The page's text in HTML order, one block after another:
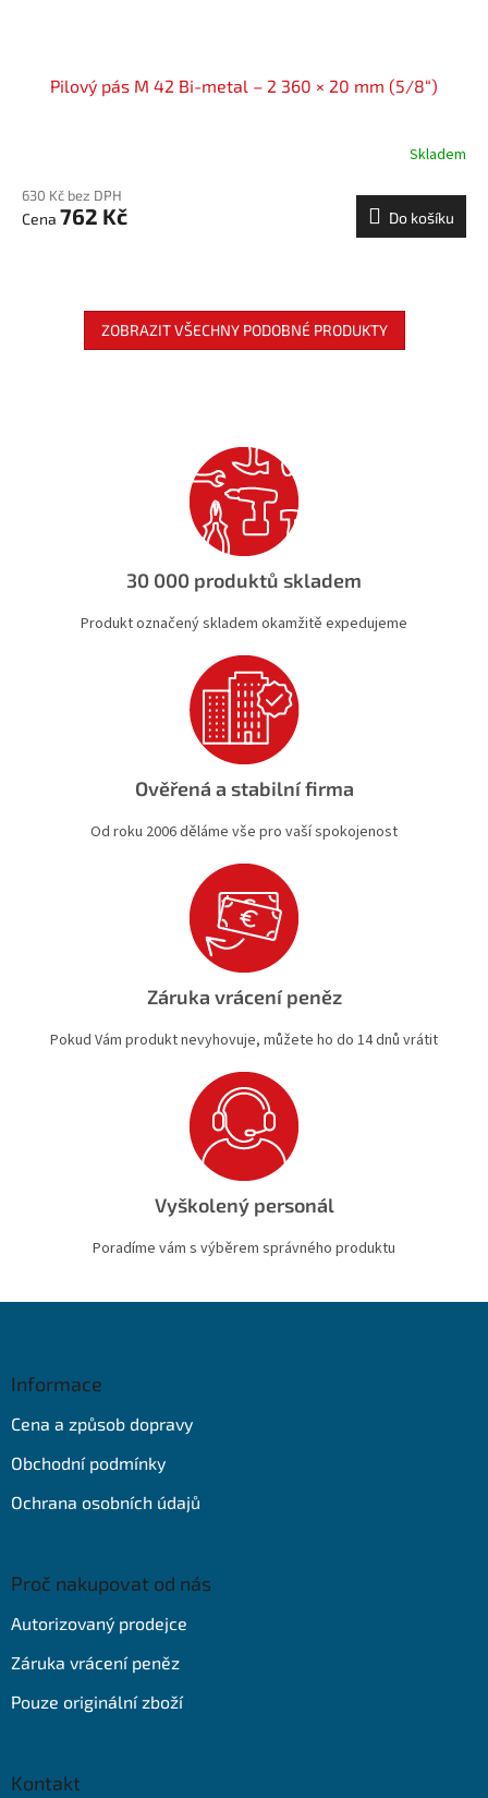
Pilový pás M 42 Bi-metal – 2 360 × 20 mm (5/8“)
Skladem
630 Kč bez DPH
762 Kč Do košíku
ZOBRAZIT VŠECHNY PODOBNÉ PRODUKTY
30 000 produktů skladem
Produkt označený skladem okamžitě expedujeme
Ověřená a stabilní firma
Od roku 2006 děláme vše pro vaší spokojenost
Záruka vrácení peněz
Pokud Vám produkt nevyhovuje, můžete ho do 14 dnů vrátit
Vyškolený personál
Poradíme vám s výběrem správného produktu
Informace
Cena a způsob dopravy
Obchodní podmínky
Ochrana osobních údajů
Proč nakupovat od nás
Autorizovaný prodejce
Záruka vrácení peněz
Pouze originální zboží
Kontakt